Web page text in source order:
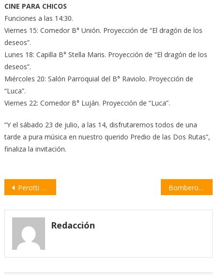
CINE PARA CHICOS
Funciones a las 14:30.
Viernes 15: Comedor B° Unión. Proyección de “El dragón de los
deseos”.
Lunes 18: Capilla B° Stella Maris. Proyección de “El dragón de los
deseos”.
Miércoles 20: Salón Parroquial del B° Raviolo. Proyección de
“Luca”.
Viernes 22: Comedor B° Luján. Proyección de “Luca”.
“Y el sábado 23 de julio, a las 14, disfrutaremos todos de una
tarde a pura música en nuestro querido Predio de las Dos Rutas”,
finaliza la invitación.
Navegación
entradas
Perotti se reunió con Scioli: firmaron convenios para brindar financiamiento a Pymes Bomberos Voluntarios sofocaron el incendio de un auto
Redacción